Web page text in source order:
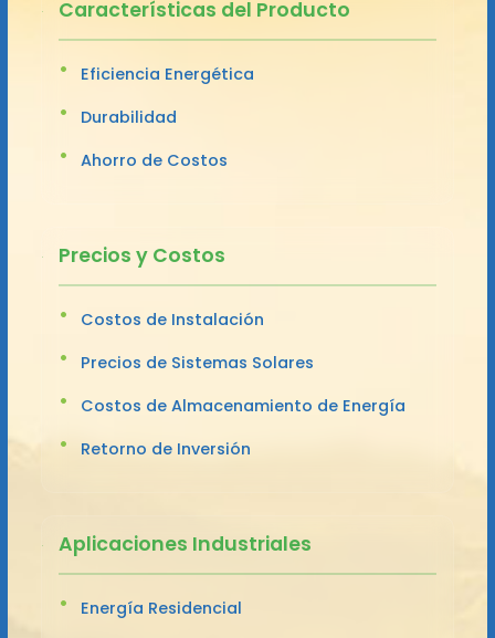
Características del Producto
Eficiencia Energética
Durabilidad
Ahorro de Costos
Precios y Costos
Costos de Instalación
Precios de Sistemas Solares
Costos de Almacenamiento de Energía
Retorno de Inversión
Aplicaciones Industriales
Energía Residencial